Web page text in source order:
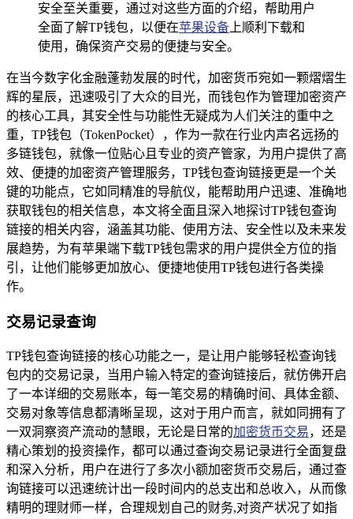
安全至关重要，通过对这些方面的介绍，帮助用户
全面了解TP钱包，以便在苹果设备 上顺利下载和
使用，确保资产交易的便捷与安全。
在当今数字化金融蓬勃发展的时代，加密货币宛如一颗熠熠生
辉的星辰，迅速吸引了大众的目光，而钱包作为管理加密资产
的核心工具，其安全性与功能性无疑成为人们关注的重中之
重，TP钱包（TokenPocket），作为一款在行业内声名远扬的
多链钱包，就像一位贴心且专业的资产管家，为用户提供了高
效、便捷的加密资产管理服务，TP钱包查询链接更是一个关
键的功能点，它如同精准的导航仪，能帮助用户迅速、准确地
获取钱包的相关信息，本文将全面且深入地探讨TP钱包查询
链接的相关内容，涵盖其功能、使用方法、安全性以及未来发
展趋势，为有苹果端下载TP钱包需求的用户提供全方位的指
引，让他们能够更加放心、便捷地使用TP钱包进行各类操
作。
交易记录查询
TP钱包查询链接的核心功能之一，是让用户能够轻松查询钱
包内的交易记录，当用户输入特定的查询链接后，就仿佛开启
了一本详细的交易账本，每一笔交易的精确时间、具体金额、
交易对象等信息都清晰呈现，这对于用户而言，就如同拥有了
一双洞察资产流动的慧眼，无论是日常的加密货币交易，还是
精心策划的投资操作，都可以通过查询交易记录进行全面复盘
和深入分析，用户在进行了多次小额加密货币交易后，通过查
询链接可以迅速统计出一段时间内的总支出和总收入，从而像
精明的理财师一样，合理规划自己的财务,对资产状况了如指